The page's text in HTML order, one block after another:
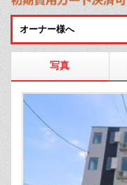
オーナー様へ
写真